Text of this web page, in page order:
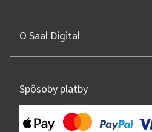
O Saal Digital
Spôsoby platby